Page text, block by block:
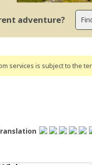
adventure?
services is subject to the